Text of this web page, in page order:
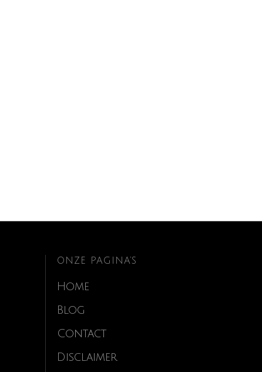
ONZE PAGINA’S
Home
Blog
Contact
Disclaimer